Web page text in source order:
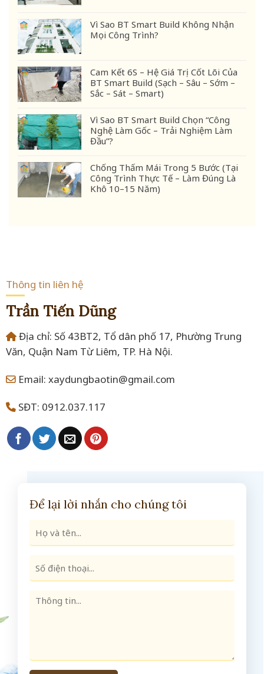
Vì Sao BT Smart Build Không Nhận
Mọi Công Trình?
Cam Kết 6S – Hệ Giá Trị Cốt Lõi Của
BT Smart Build (Sạch – Sâu – Sớm –
Sắc – Sát – Smart)
Vì Sao BT Smart Build Chọn “Công
Nghệ Làm Gốc – Trải Nghiệm Làm
Đầu”?
Chống Thấm Mái Trong 5 Bước (Tại
Công Trình Thực Tế – Làm Đúng Là
Khô 10–15 Năm)
Thông tin liên hệ
Trần Tiến Dũng
Địa chỉ: Số 43BT2, Tổ dân phố 17, Phường Trung
Văn, Quận Nam Từ Liêm, TP. Hà Nội.
Email: xaydungbaotin@gmail.com
SĐT: 0912.037.117
Để lại lời nhắn cho chúng tôi